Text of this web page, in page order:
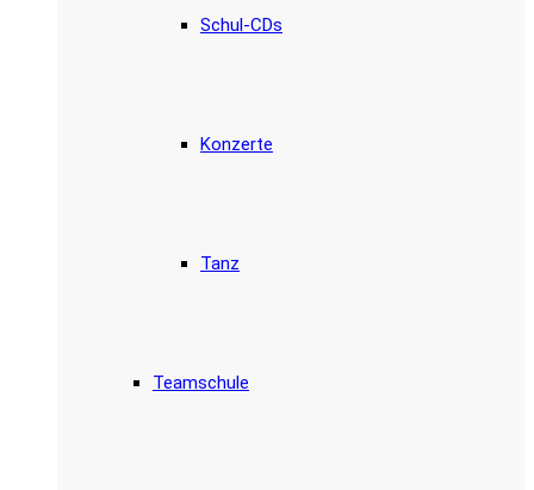
Schul-CDs
Konzerte
Tanz
Teamschule